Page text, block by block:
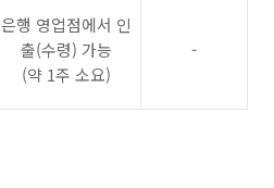
은행 영업점에서 인
출(수령) 가능
(약 1주 소요)
-